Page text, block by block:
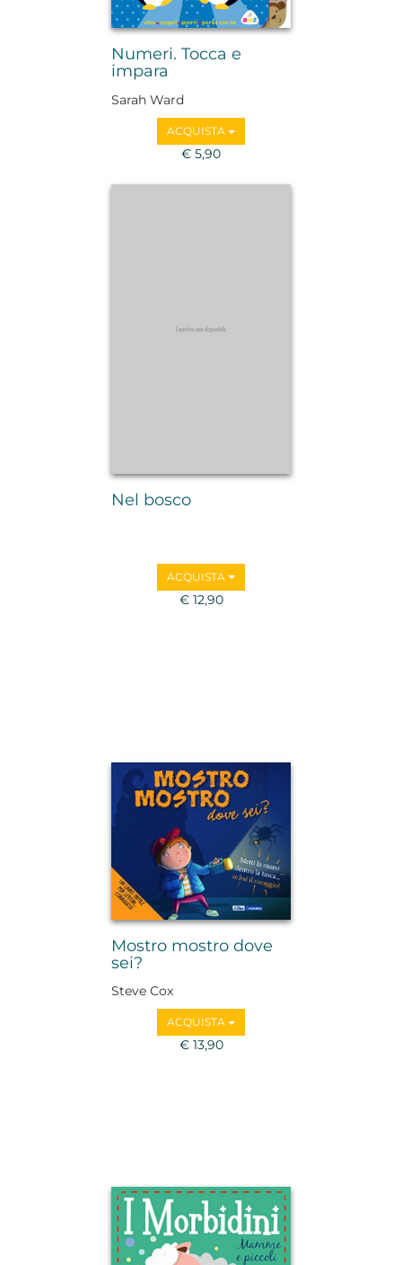
Numeri. Tocca e
impara
Sarah Ward
ACQUISTA
€ 5,90
Nel bosco
ACQUISTA
€ 12,90
Mostro mostro dove
sei?
Steve Cox
ACQUISTA
€ 13,90